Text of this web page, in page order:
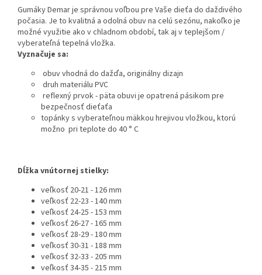
Gumáky Demar je správnou voľbou pre Vaše dieťa do daždivého
počasia. Je to kvalitná a odolná obuv na celú sezónu, nakoľko je
možné využitie ako v chladnom období, tak aj v teplejšom /
vyberateľná tepelná vložka.
Vyznačuje sa:
obuv vhodná do dažďa, originálny dizajn
druh materiálu PVC
reflexný prvok - päta obuvi je opatrená pásikom pre
bezpečnosť dieťaťa
topánky s vyberateľnou mäkkou hrejivou vložkou, ktorú
možno pri teplote do 40 ° C
Dĺžka vnútornej stielky:
veľkosť 20-21 - 126 mm
veľkosť 22-23 - 140 mm
veľkosť 24-25 - 153 mm
veľkosť 26-27 - 165 mm
veľkosť 28-29 - 180 mm
veľkosť 30-31 - 188 mm
veľkosť 32-33 - 205 mm
veľkosť 34-35 - 215 mm